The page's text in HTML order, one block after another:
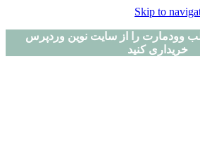
Skip to
وودمارت را از سایت نوین وردپرس
خریداری کنید